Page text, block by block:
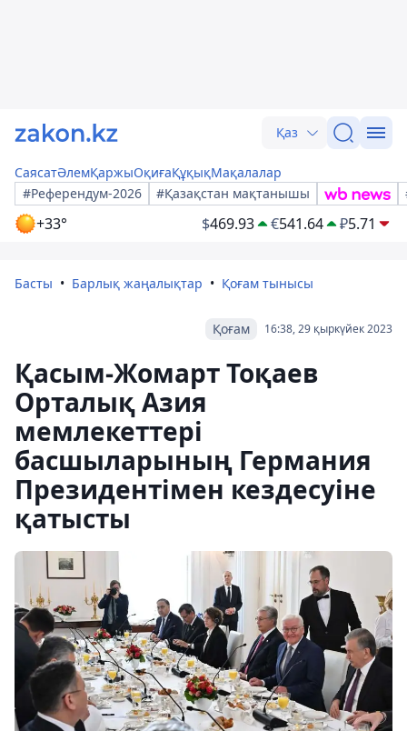
Қаз
СаясатӘлемҚаржыОқиғаҚұқықМақалалар
#Референдум-2026
#Қазақстан мақтанышы
+33° $469.93 €541.64 ₽5.71
Басты Барлық жаңалықтар Қоғам тынысы
16:38, 29 қыркүйек 2023
Қоғам
Қасым-Жомарт Тоқаев
Орталық Азия
мемлекеттері
басшыларының Германия
Президентімен кездесуіне
қатысты